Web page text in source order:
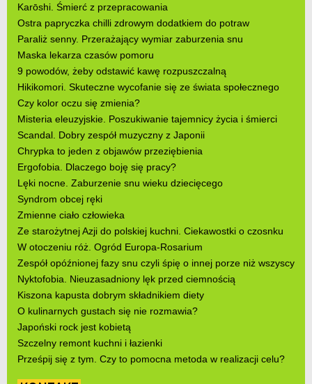
Karōshi. Śmierć z przepracowania
Ostra papryczka chilli zdrowym dodatkiem do potraw
Paraliż senny. Przerażający wymiar zaburzenia snu
Maska lekarza czasów pomoru
9 powodów, żeby odstawić kawę rozpuszczalną
Hikikomori. Skuteczne wycofanie się ze świata społecznego
Czy kolor oczu się zmienia?
Misteria eleuzyjskie. Poszukiwanie tajemnicy życia i śmierci
Scandal. Dobry zespół muzyczny z Japonii
Chrypka to jeden z objawów przeziębienia
Ergofobia. Dlaczego boję się pracy?
Lęki nocne. Zaburzenie snu wieku dziecięcego
Syndrom obcej ręki
Zmienne ciało człowieka
Ze starożytnej Azji do polskiej kuchni. Ciekawostki o czosnku
W otoczeniu róż. Ogród Europa-Rosarium
Zespół opóźnionej fazy snu czyli śpię o innej porze niż wszyscy
Nyktofobia. Nieuzasadniony lęk przed ciemnością
Kiszona kapusta dobrym składnikiem diety
O kulinarnych gustach się nie rozmawia?
Japoński rock jest kobietą
Szczelny remont kuchni i łazienki
Prześpij się z tym. Czy to pomocna metoda w realizacji celu?